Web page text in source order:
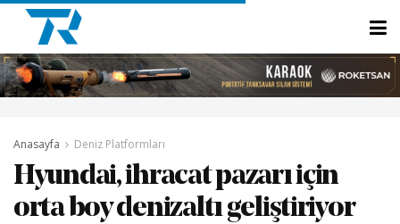
Anasayfa Deniz Platformları
Hyundai, ihracat pazarı için
orta boy denizaltı geliştiriyor